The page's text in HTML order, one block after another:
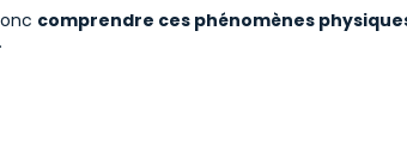
comprendre ces phénomènes